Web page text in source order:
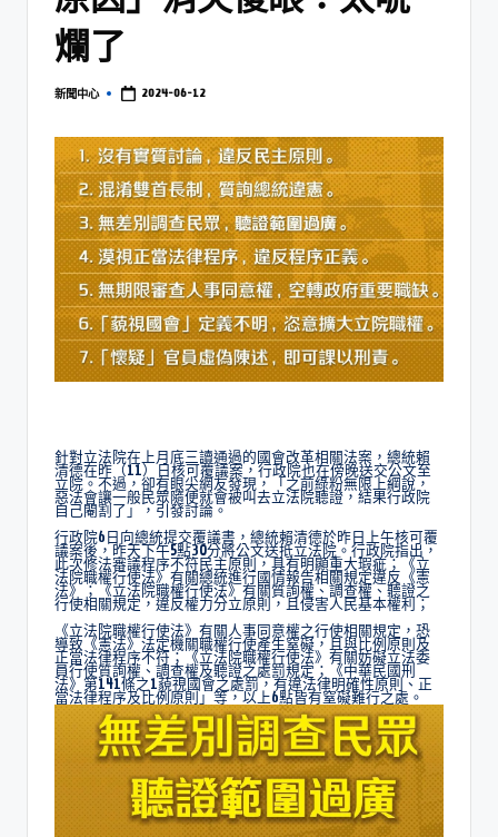
爛了
新聞中心 2024-06-12
針對立法院在上月底三讀通過的國會改革相關法案，總統賴
清德在昨（11）日核可覆議案，行政院也在傍晚送交公文至
立院。不過，卻有眼尖網友發現，「之前綠粉無限上綱說，
惡法會讓一般民眾隨便就會被叫去立法院聽證，結果行政院
自己閹割了」，引發討論。
行政院6日向總統提交覆議書，總統賴清德於昨日上午核可覆
議案後，昨天下午5點30分將公文送抵立法院。行政院指出，
此次修法審議程序不符民主原則，具有明顯重大瑕疵；《立
法院職權行使法》有關總統進行國情報告相關規定違反《憲
法》；《立法院職權行使法》有關質詢權、調查權、聽證之
行使相關規定，違反權力分立原則，且侵害人民基本權利；
《立法院職權行使法》有關人事同意權之行使相關規定，恐
導致《憲法》法定機關職權行使產生窒礙，且與比例原則及
正當法律程序不符；《立法院職權行使法》有關妨礙立法委
員行使質詢權、調查權及聽證之處罰規定；《中華民國刑
法》第141條之1藐視國會之處罰，有違法律明確性原則、正
當法律程序及比例原則」等，以上6點皆有窒礙難行之處。